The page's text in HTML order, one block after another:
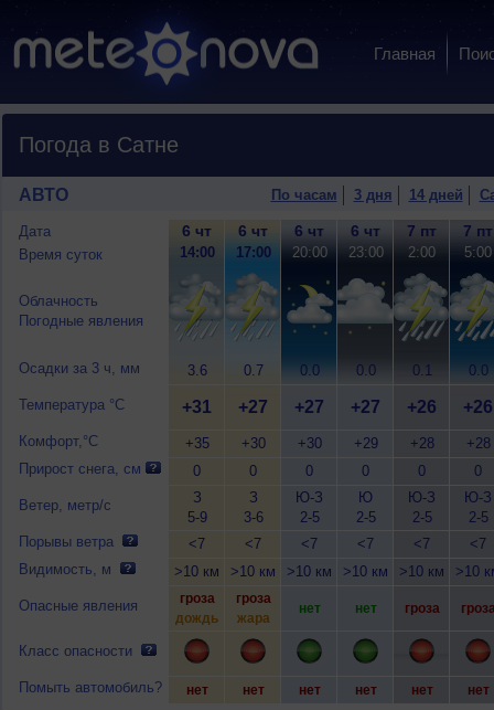
Главная
Погода в Сатне
АВТО По часам 3 дня 14 дней
Дата
Время суток
Облачность
Погодные явления
Осадки за 3 ч, мм
Температура °C
Комфорт,°C
Прирост снега, см
Ветер, метр/с
Порывы ветра
Видимость, м
Опасные явления
Класс опасности
Помыть автомобиль?
6 чт
14:00
3.6
+31
+35
0
З
5-9
<7
>10 км
гроза
дождь
нет
6 чт
17:00
0.7
+27
+30
0
З
3-6
<7
>10 км
гроза
жара
нет
6 чт
20:00
0.0
+27
+30
0
Ю-З
2-5
<7
>10 км
нет
нет
6 чт
23:00
0.0
+27
+29
0
Ю
2-5
<7
>10 км
нет
нет
7 пт
2:00
0.1
+26
+28
0
Ю-З
2-5
<7
>10 км
гроза
нет
7 пт
5:00
0.0
+26
+28
0
Ю-З
2-5
<7
>10
нет